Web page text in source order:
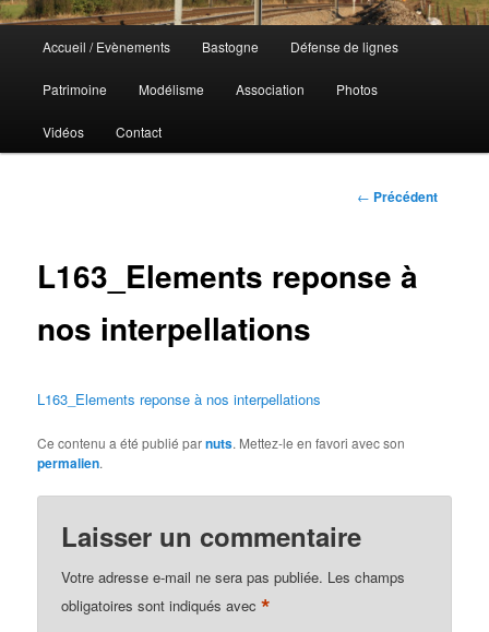
principal
Aller
au
contenu
Aller
au
contenu
Accueil / Evènements Bastogne Défense de lignes
Patrimoine Modélisme Association Photos
Vidéos Contact
Navigation
← Précédent
L163_Elements reponse à
nos interpellations
L163_Elements reponse à nos interpellations
Ce contenu a été publié parnuts. Mettez-le en favori avec son
permalien.
Laisser un commentaire
Votre adresse e-mail ne sera pas publiée. Les champs
obligatoires sont indiqués avec*